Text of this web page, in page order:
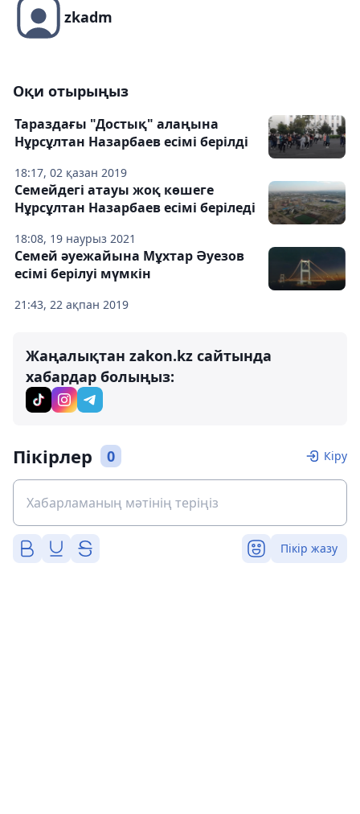
zkadm
Оқи отырыңыз
18:17, 02 қазан 2019
Тараздағы "Достық" алаңына
Нұрсұлтан Назарбаев есімі берілді
18:08, 19 наурыз 2021
Семейдегі атауы жоқ көшеге
Нұрсұлтан Назарбаев есімі беріледі
21:43, 22 ақпан 2019
Семей әуежайына Мұхтар Әуезов
есімі берілуі мүмкін
Жаңалықтан zakon.kz сайтында
хабардар болыңыз:
Пікірлер 0 Кіру
Пікір жазу